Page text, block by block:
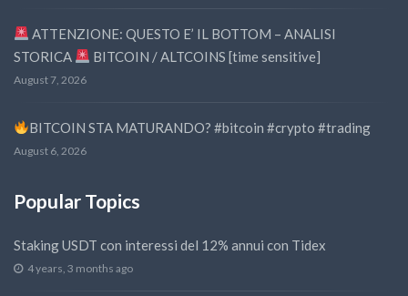
ATTENZIONE: QUESTO E’ IL BOTTOM – ANALISI
STORICA
BITCOIN / ALTCOINS [time sensitive]
August 7, 2026
BITCOIN STA MATURANDO? #bitcoin #crypto #trading
August 6, 2026
Popular Topics
Staking USDT con interessi del 12% annui con Tidex
4 years, 3 months ago